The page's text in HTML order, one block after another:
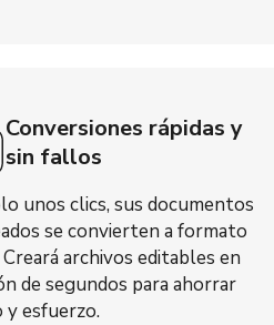
Conversiones rápidas y
sin fallos
unos clics, sus documentos
se convierten a formato
archivos editables en
de segundos para ahorrar
y esfuerzo.